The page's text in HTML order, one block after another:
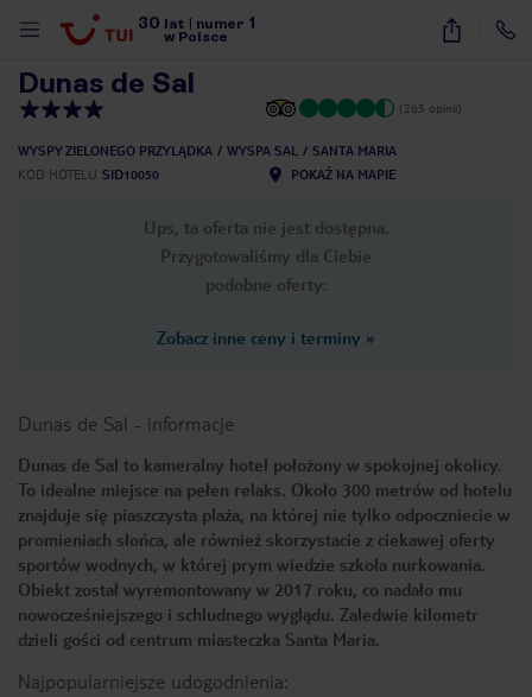
30 lat numer 1
w Polsce
44
Dunas de Sal
(265 opinii)
WYSPY ZIELONEGO PRZYLĄDKA WYSPA SAL
SANTA MARIA
KOD HOTELU SID10050 POKAŻ NA MAPIE
Ups, ta oferta nie jest dostępna.
Przygotowaliśmy dla Ciebie
podobne oferty:
Zobacz inne ceny i terminy »
Dunas de Sal - informacje
Dunas de Sal to kameralny hotel położony w spokojnej okolicy.
To idealne miejsce na pełen relaks. Około 300 metrów od hotelu
znajduje się piaszczysta plaża, na której nie tylko odpoczniecie w
promieniach słońca, ale również skorzystacie z ciekawej oferty
sportów wodnych, w której prym wiedzie szkoła nurkowania.
Obiekt został wyremontowany w 2017 roku, co nadało mu
nowocześniejszego i schludnego wyglądu. Zaledwie kilometr
dzieli gości od centrum miasteczka Santa Maria.
Najpopularniejsze udogodnienia: